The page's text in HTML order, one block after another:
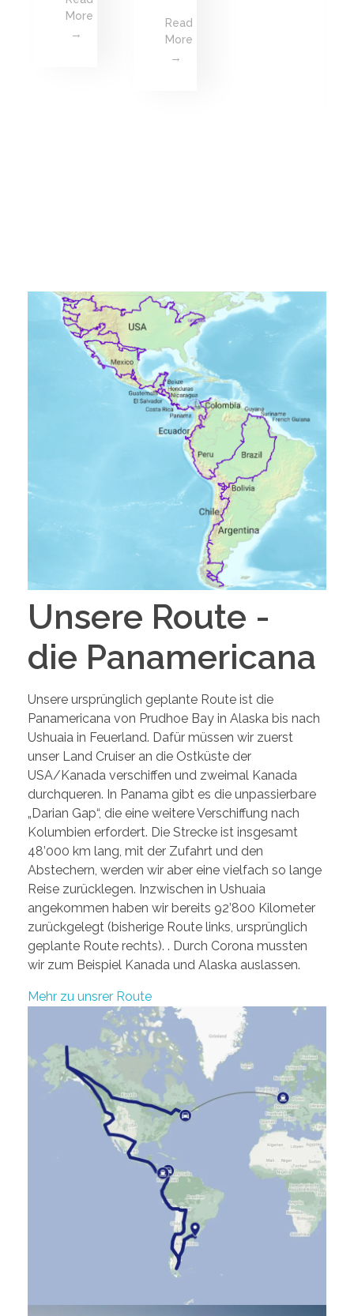
More
Read
More
Unsere Route -
die Panamericana
Unsere ursprünglich geplante Route ist die
Panamericana von Prudhoe Bay in Alaska bis nach
Ushuaia in Feuerland. Dafür müssen wir zuerst
unser Land Cruiser an die Ostküste der
USA/Kanada verschiffen und zweimal Kanada
durchqueren. In Panama gibt es die unpassierbare
„Darian Gap“, die eine weitere Verschiffung nach
Kolumbien erfordert. Die Strecke ist insgesamt
48’000 km lang, mit der Zufahrt und den
Abstechern, werden wir aber eine vielfach so lange
Reise zurücklegen. Inzwischen in Ushuaia
angekommen haben wir bereits 92’800 Kilometer
zurückgelegt (bisherige Route links, ursprünglich
geplante Route rechts). . Durch Corona mussten
wir zum Beispiel Kanada und Alaska auslassen.
Mehr zu unsrer Route